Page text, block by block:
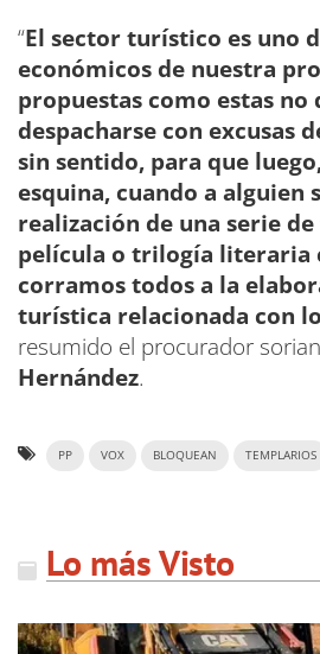
“El sector turístico es uno
económicos de nuestra
propuestas como estas no
despacharse con excusas
sin sentido, para que
esquina, cuando a alguien
realización de una serie
película o trilogía literaria
corramos todos a la
turística relacionada con
resumido el procurador
Hernández.
PP VOX BLOQUEAN TEMPLARIOS
Lo más Visto